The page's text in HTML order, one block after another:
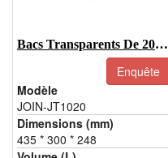
Bacs Transparents De 20 L Avec Couvercles, Boîte De Rangement En Plastique Avec Poignée
Enquête
Modèle
JOIN-JT1020
Dimensions (mm)
435 * 300 * 248